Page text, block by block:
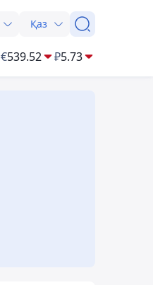
Қаз
€539.52 ₽5.73